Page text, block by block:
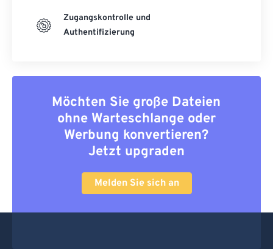
Zugangskontrolle und
Authentifizierung
Möchten Sie große Dateien
ohne Warteschlange oder
Werbung konvertieren?
Jetzt upgraden
Melden Sie sich an